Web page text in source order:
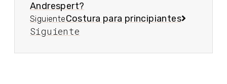
Andrespert?
SiguienteCostura para principiantes
Siguiente